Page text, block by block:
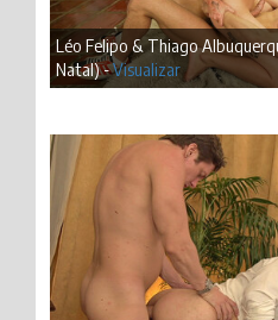
Léo Felipo & Thiago
Natal) -Visualizar